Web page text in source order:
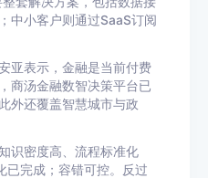
中小客户则通过SaaS订阅
亚表示，金融是当前付费
商汤金融数智决策平台已
外还覆盖智慧城市与政
识密度高、流程标准化
已完成；容错可控。反过